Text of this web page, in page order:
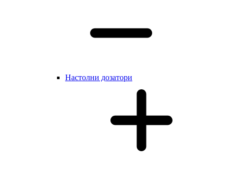
Настолни дозатори